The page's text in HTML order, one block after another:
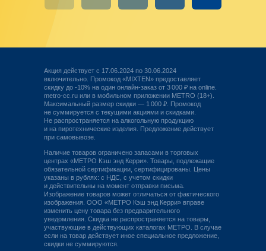
Наличие товаров ограничено запасами в торговых
центрах «МЕТРО Кэш энд Керри». Товары, подлежащие
обязательной сертификации, сертифицированы. Цены
указаны в рублях: с НДС, с учетом скидки
и действительны на момент отправки письма.
Изображение товаров может отличаться от фактического
изображения. ООО «МЕТРО Кэш энд Керри» вправе
изменить цену товара без предварительного
уведомления. Скидка не распространяется на товары,
участвующие в действующих каталогах МЕТРО. В случае
если на товар действует иное специальное предложение,
скидки не суммируются.
Акция действует с 17.06.2024 по 30.06.2024
включительно. Промокод «MIXTEN» предоставляет
скидку до -10% на один онлайн-заказ от 3 000 ₽ на online.
metro-cc.ru или в мобильном приложении METRO (18+).
Максимальный размер скидки — 1 000 ₽. Промокод
не суммируется с текущими акциями и скидками.
Не распространяется на алкогольную продукцию
и на пиротехнические изделия. Предложение действует
при самовывозе.